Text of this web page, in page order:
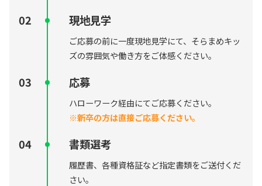
現地見学
ご応募の前に一度現地見学にて、そらまめキッ
ズの雰囲気や働き方をご体感ください。
応募
ハローワーク経由にてご応募ください。
※新卒の方は直接ご応募ください。
書類選考
履歴書、各種資格証など指定書類をご送付くだ
さい。